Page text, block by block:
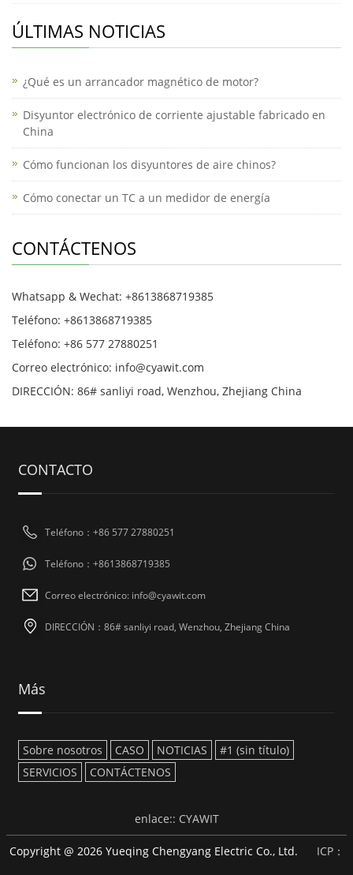
ÚLTIMAS NOTICIAS
¿Qué es un arrancador magnético de motor?
Disyuntor electrónico de corriente ajustable fabricado en
China
Cómo funcionan los disyuntores de aire chinos?
Cómo conectar un TC a un medidor de energía
CONTÁCTENOS
Whatsapp & Wechat: +8613868719385
Teléfono: +8613868719385
Teléfono: +86 577 27880251
Correo electrónico: info@cyawit.com
DIRECCIÓN: 86# sanliyi road, Wenzhou, Zhejiang China
CONTACTO
Teléfono：+86 577 27880251
Teléfono：+8613868719385
Correo electrónico: info@cyawit.com
DIRECCIÓN：86# sanliyi road, Wenzhou, Zhejiang China
Más
Sobre nosotros CASO NOTICIAS
#1 (sin título)
SERVICIOS
CONTÁCTENOS
enlace:: CYAWIT
Copyright @ 2026 Yueqing Chengyang Electric Co., Ltd. ICP：